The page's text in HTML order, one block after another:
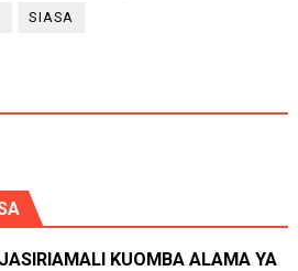
SIASA
KUOMBA ALAMA YA